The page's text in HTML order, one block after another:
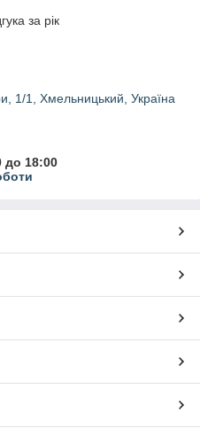
за рік
1/1, Хмельницький, Україна
до 18:00